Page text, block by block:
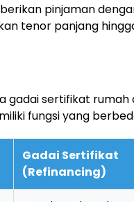
pinjaman
tenor panjang
gadai sertifikat rumah
fungsi yang
Gadai Sertifikat
(Refinancing)